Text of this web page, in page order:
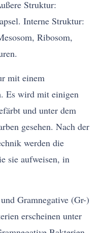
Struktur:
Interne Struktur:
Ribosom,
mit einem
Es wird mit einigen
und unter dem
gesehen. Nach der
werden die
sie aufweisen, in
Gramnegative (Gr-)
erscheinen unter